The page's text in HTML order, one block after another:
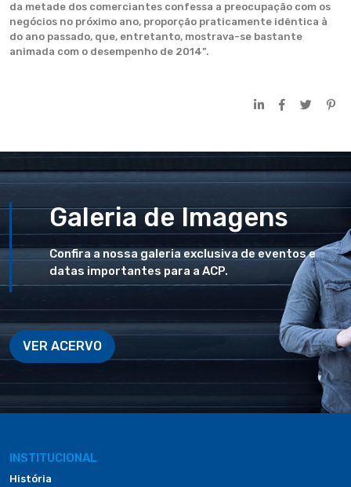
da metade dos comerciantes confessa a preocupação com os
negócios no próximo ano, proporção praticamente idêntica à
do ano passado, que, entretanto, mostrava-se bastante
animada com o desempenho de 2014”.
Galeria de Imagens
Confira a nossa galeria exclusiva de eventos e
datas importantes para a ACP.
VER ACERVO
INSTITUCIONAL
História